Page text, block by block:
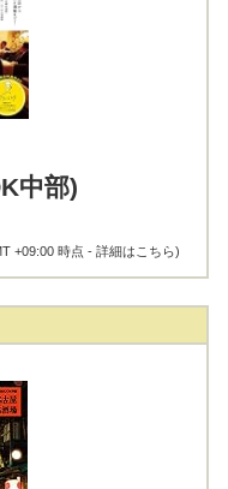
中部)
+09:00 時点 -詳細はこちら)